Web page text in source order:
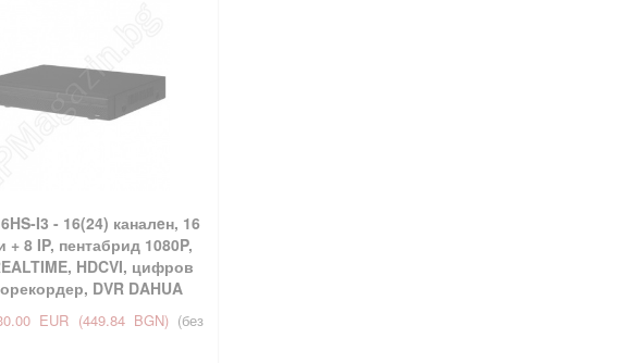
I3 - 16(24) каналeн, 16
+ 8 IP, пентабрид 1080P,
HDCVI, цифров
DVR DAHUA
EUR (449.84 BGN)(без